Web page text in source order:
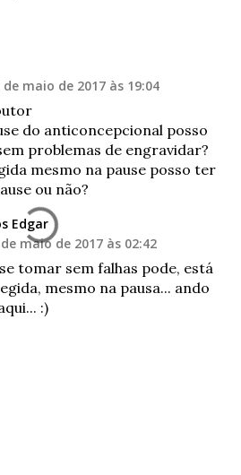
de maio de 2017 às 19:04
do anticoncepcional posso
problemas de engravidar?
mesmo na pause posso ter
ou não?
Edgar
maio de 2017 às 02:42
tomar sem falhas pode, está
mesmo na pausa... ando
:)